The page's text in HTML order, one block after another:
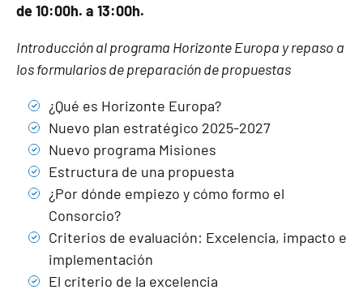
de 10:00h. a 13:00h.
Introducción al programa Horizonte Europa y repaso a
los formularios de preparación de propuestas
¿Qué es Horizonte Europa?
Nuevo plan estratégico 2025-2027
Nuevo programa Misiones
Estructura de una propuesta
¿Por dónde empiezo y cómo formo el
Consorcio?
Criterios de evaluación: Excelencia, impacto e
implementación
El criterio de la excelencia